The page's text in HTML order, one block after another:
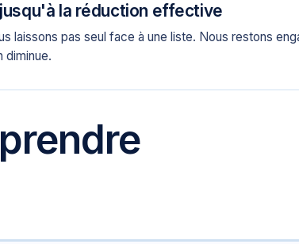
la réduction effective
laissons pas seul face à une liste. Nous restons
diminue.